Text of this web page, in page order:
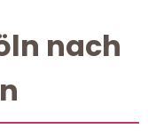
nach